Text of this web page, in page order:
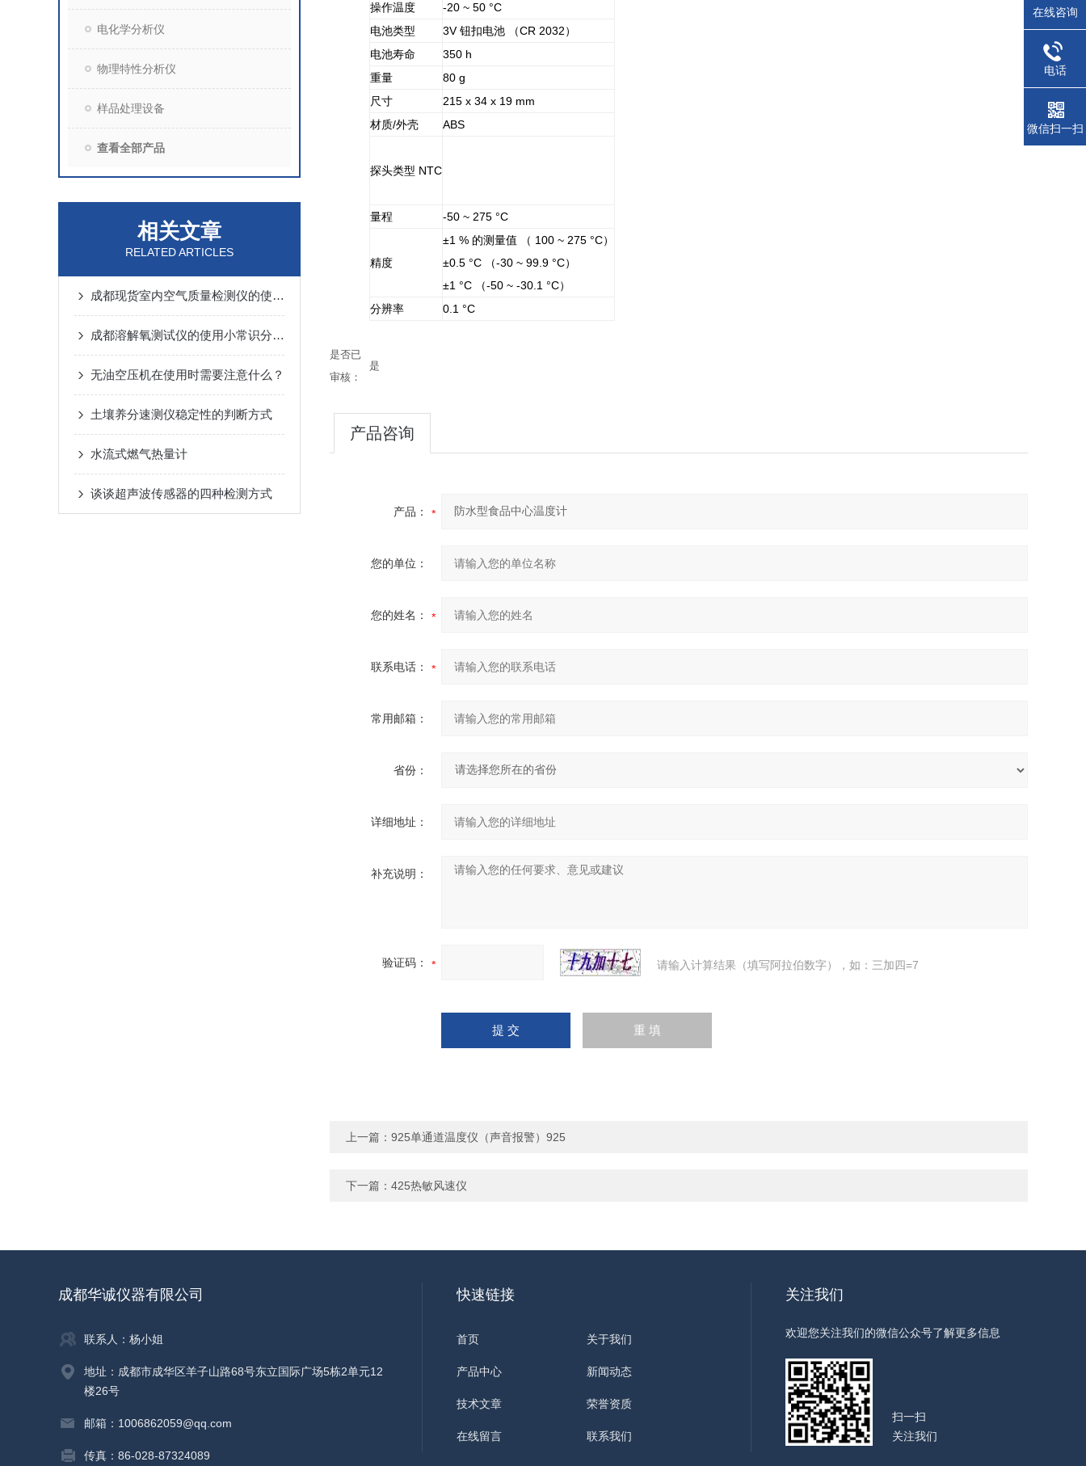
电化学分析仪
物理特性分析仪
样品处理设备
查看全部产品
相关文章
RELATED ARTICLES
成都现货室内空气质量检测仪的使用方法
成都溶解氧测试仪的使用小常识分别是什么？
无油空压机在使用时需要注意什么？
土壤养分速测仪稳定性的判断方式
水流式燃气热量计
谈谈超声波传感器的四种检测方式
操作温度
-20 ~ 50 °C
电池类型
3V 钮扣电池 （CR 2032）
电池寿命
350 h
重量
80 g
尺寸
215 x 34 x 19 mm
材质/外壳
ABS
探头类型 NTC
量程 -50 ~ 275 °C
精度
±1 % 的测量值 （ 100 ~ 275 °C）
±0.5 °C （-30 ~ 99.9 °C）
±1 °C （-50 ~ -30.1 °C）
分辨率
0.1 °C
是否已
审核：
是
产品咨询
产品：
您的单位：
您的姓名：
联系电话：
常用邮箱：
省份：
详细地址：
补充说明：
验证码： 请输入计算结果（填写阿拉伯数字），如：三加四=7
上一篇： 925单通道温度仪（声音报警）925
下一篇： 425热敏风速仪
成都华诚仪器有限公司
联系人：杨小姐
地址：成都市成华区羊子山路68号东立国际广场5栋2单元12
楼26号
邮箱：1006862059@qq.com
传真：86-028-87324089
快速链接
首页 关于我们
产品中心 新闻动态
技术文章 荣誉资质
在线留言 联系我们
关注我们
欢迎您关注我们的微信公众号了解更多信息
扫一扫
关注我们
在线咨询
电话
微信扫一扫